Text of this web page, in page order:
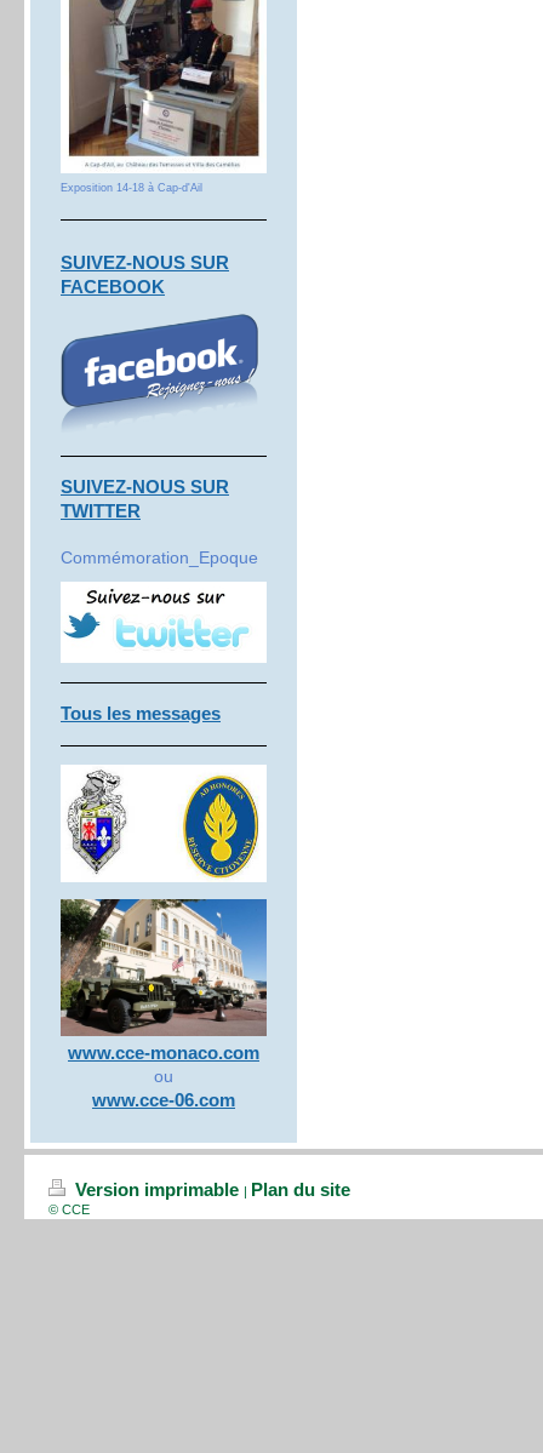
Exposition 14-18 à Cap-d'Ail
SUIVEZ-NOUS SUR
FACEBOOK
SUIVEZ-NOUS SUR
TWITTER
Commémoration_Epoque
Tous les messages
www.cce-monaco.com
ou
www.cce-06.com
Version imprimable | Plan du site
© CCE